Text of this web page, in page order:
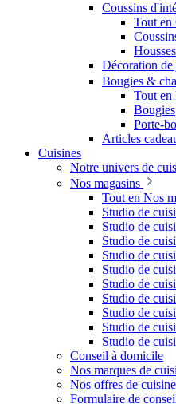
Coussins
Tout en
Décoration de
Bougies &
Tout en
Bougies
Porte-
Articles
Cuisines
Notre univers de
Nos magasins
Tout en Nos
Studio de
Studio de
Studio de
Studio de
Studio de
Studio de
Studio de
Studio de
Studio de
Studio de
Conseil à domicile
Nos marques de
Nos offres de
Formulaire de